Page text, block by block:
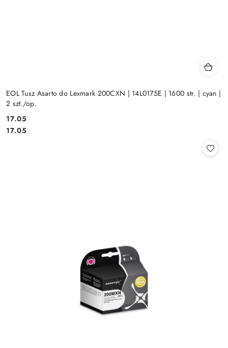
EOL Tusz Asarto do Lexmark 200CXN | 14L0175E | 1600 str. | cyan |
2 szt./op.
Cena:
17.05
Cena:
17.05